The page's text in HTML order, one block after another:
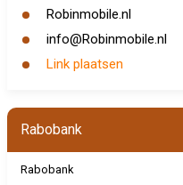
Robinmobile.nl
info@Robinmobile.nl
Link plaatsen
Rabobank
Rabobank